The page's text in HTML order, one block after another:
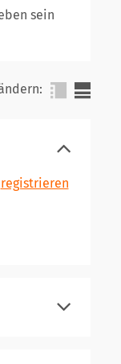
sein
registrieren